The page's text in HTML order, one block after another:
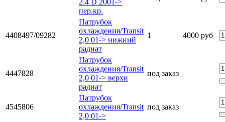
2.4 D 2001->
пер.кр.
4408497/09282
Патрубок
охлаждения/Transit
2,0 01-> нижний
радиат
1 4000 руб
4447828
Патрубок
охлаждения/Transit
2,0 01-> верхн
радиат
под заказ
4545806
Патрубок
охлаждения/Transit
2,0 01->
под заказ